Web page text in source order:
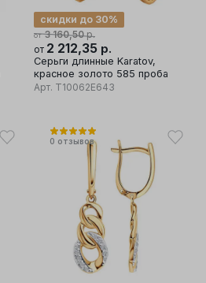
от 3 160,50р.
скидки до 30%
от 2 212,35 р.
Серьги длинные Karatov,
красное золото 585 проба
Арт. Т10062Е643
0 отзывов